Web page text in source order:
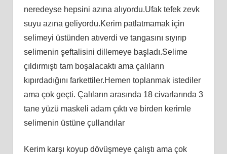
neredeyse hepsini azına alıyordu.Ufak tefek zevk
suyu azına geliyordu.Kerim patlatmamak için
selimeyi üstünden atıverdi ve tangasını sıyırıp
selimenin şeftalisini dillemeye başladı.Selime
çıldırmıştı tam boşalacaktı ama çalıların
kıpırdadığını farkettiler.Hemen toplanmak istediler
ama çok geçti. Çalıların arasında 18 civarlarında 3
tane yüzü maskeli adam çıktı ve birden kerimle
selimenin üstüne çullandılar
Kerim karşı koyup dövüşmeye çalıştı ama çok